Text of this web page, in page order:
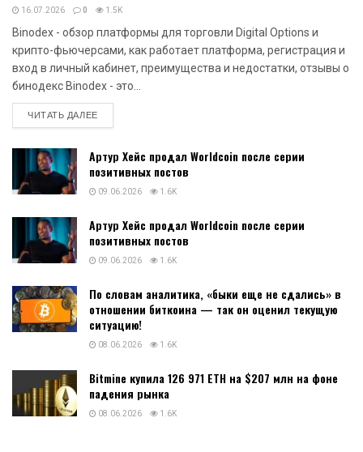
16.07.2026 0 1.5K
Binodex - обзор платформы для торговли Digital Options и
крипто-фьючерсами, как работает платформа, регистрация и
вход в личный кабинет, преимущества и недостатки, отзывы о
бинодекс Binodex - это...
ЧИТАТЬ ДАЛЕЕDETAILS
Артур Хейс продал Worldcoin после серии
позитивных постов
09.06.2026 1.6K
Артур Хейс продал Worldcoin после серии
позитивных постов
09.06.2026 1.6K
По словам аналитика, «быки еще не сдались» в
отношении биткоина — так он оценил текущую
ситуацию!
08.06.2026 1.6K
Bitmine купила 126 971 ETH на $207 млн на фоне
падения рынка
08.06.2026 1.6K